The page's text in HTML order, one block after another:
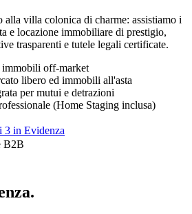
alla villa colonica di charme: assistiamo i
e locazione immobiliare di prestigio,
trasparenti e tutele legali certificate.
immobili off-market
libero ed immobili all'asta
per mutui e detrazioni
(Home Staging inclusa)
3 in Evidenza
B2B